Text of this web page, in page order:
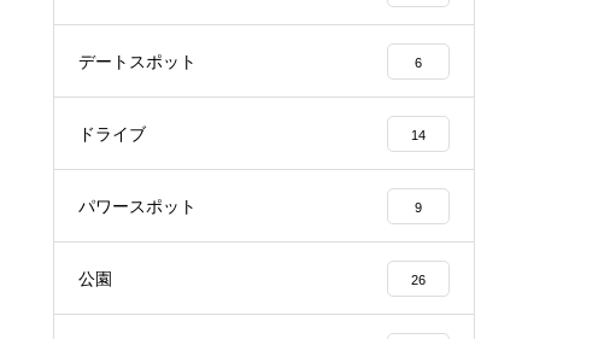
デートスポット 6
ドライブ 14
パワースポット 9
公園 26